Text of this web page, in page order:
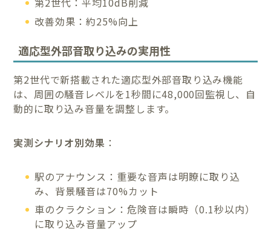
改善効果：約25%向上
適応型外部音取り込みの実用性
第2世代で新搭載された適応型外部音取り込み機能
は、周囲の騒音レベルを1秒間に48,000回監視し、自
動的に取り込み音量を調整します。
実測シナリオ別効果 ：
駅のアナウンス：重要な音声は明瞭に取り込
み、背景騒音は70%カット
車のクラクション：危険音は瞬時（0.1秒以内）
に取り込み音量アップ